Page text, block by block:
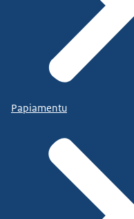
Papiamentu